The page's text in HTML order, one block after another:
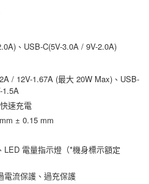
、USB-C(5V-3.0A / 9V-2.0A)
/ 12V-1.67A (最大 20W Max)、USB-
1.5A
速充電
± 0.15 mm
電量指示燈（*機身標示額定
電流保護、過充保護